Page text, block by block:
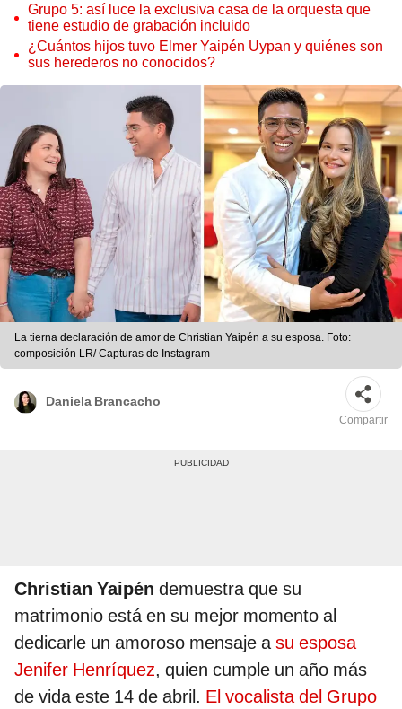
Grupo 5: así luce la exclusiva casa de la orquesta que
tiene estudio de grabación incluido
¿Cuántos hijos tuvo Elmer Yaipén Uypan y quiénes son
sus herederos no conocidos?
La tierna declaración de amor de Christian Yaipén a su esposa. Foto:
composición LR/ Capturas de Instagram
Daniela Brancacho
Compartir
Christian Yaipén demuestra que su
matrimonio está en su mejor momento al
dedicarle un amoroso mensaje asu esposa
Jenifer Henríquez, quien cumple un año más
de vida este 14 de abril. El vocalista del Grupo